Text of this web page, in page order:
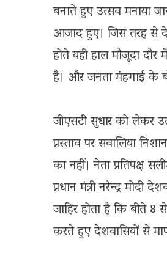
बनाते हुए उत्सव मनाया
आजाद हुए। जिस तरह से
होते यही हाल मौजूदा
है। और जनता मंहगाई के
जीएसटी सुधार को लेकर
प्रस्ताव पर सवालिया
का नहीं। नेता प्रतिपक्ष
प्रधान मंत्री नरेन्द्र
जाहिर होता है कि बीते
करते हुए देशवासियों से